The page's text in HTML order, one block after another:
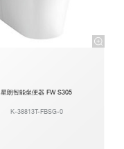
星朗智能坐便器 FW S305
K-38813T-FBSG-0